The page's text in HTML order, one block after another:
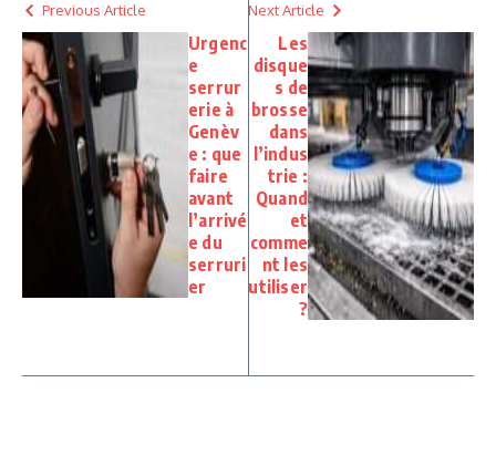
Previous Article
Urgenc
e
serrur
erie à
Genèv
e : que
faire
avant
l’arrivé
e du
serruri
er
Next Article
Les
disque
s de
brosse
dans
l’indus
trie :
Quand
et
comme
nt les
utiliser
?